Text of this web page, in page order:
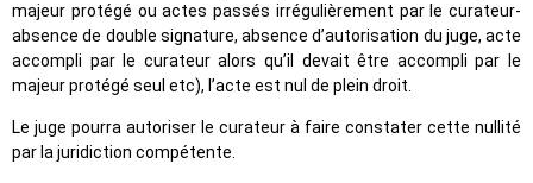
majeur protégé ou actes passés irrégulièrement par le curateur-
absence de double signature, absence d’autorisation du juge, acte
accompli par le curateur alors qu’il devait être accompli par le
majeur protégé seul etc), l’acte est nul de plein droit.
Le juge pourra autoriser le curateur à faire constater cette nullité
par la juridiction compétente.